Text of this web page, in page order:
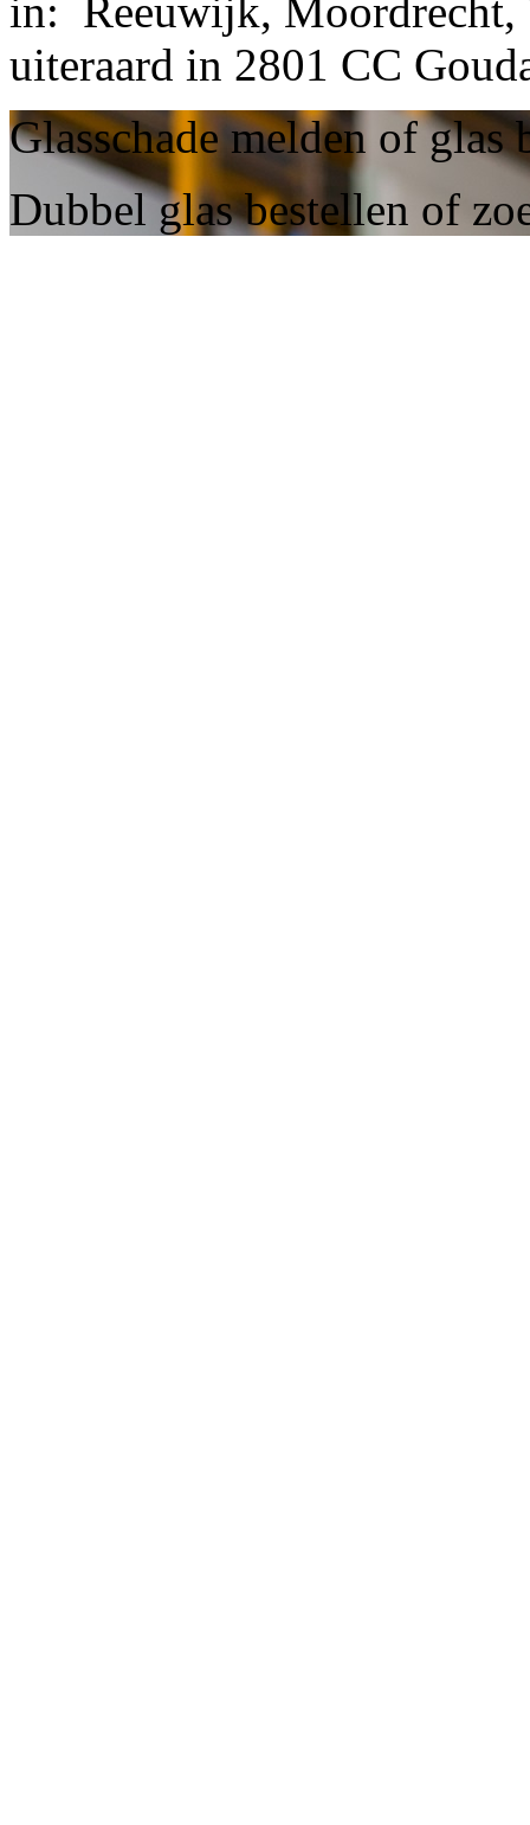
in: Reeuwijk, Moordrecht,
uiteraard in 2801 CC
Glasschade melden of glas
Dubbel glas bestellen of